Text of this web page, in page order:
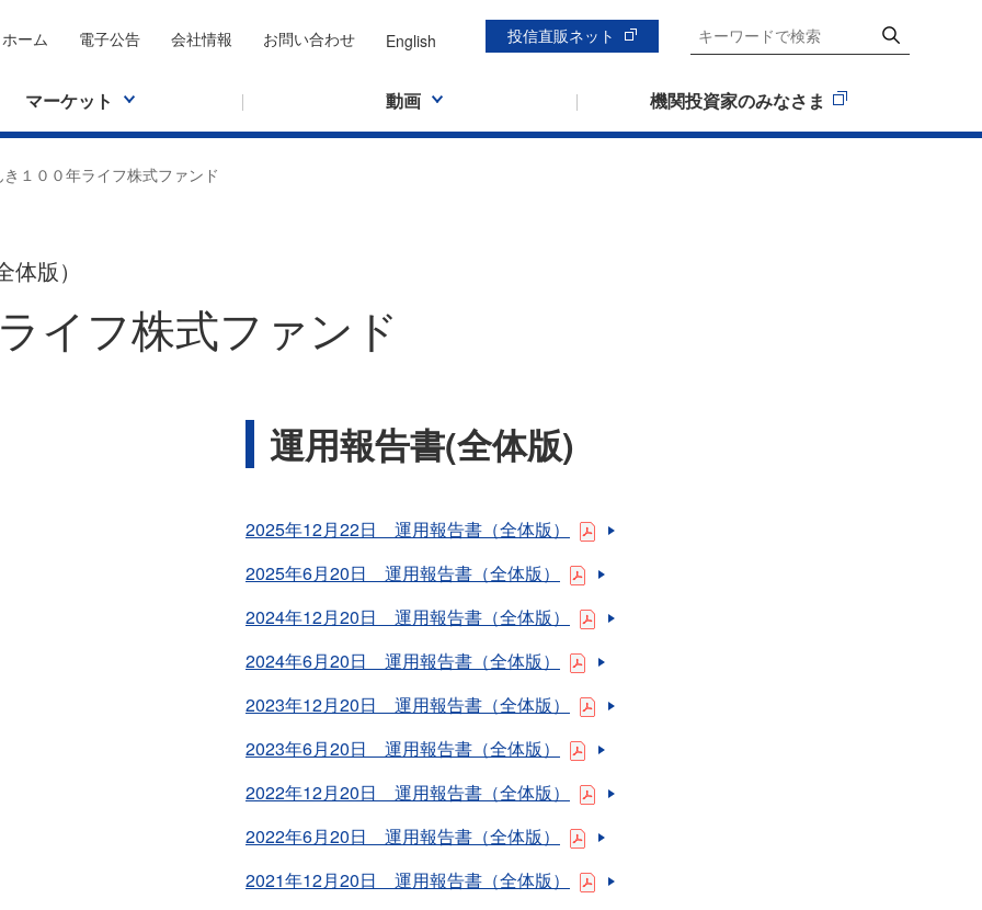
ホーム 電子公告 会社情報 お問い合わせ English 投信直販ネット
マーケット 動画 機関投資家のみなさま
き１００年ライフ株式ファンド
版）
イフ株式ファンド
運用報告書(全体版)
2025年12月22日 運用報告書（全体版）
2025年6月20日 運用報告書（全体版）
2024年12月20日 運用報告書（全体版）
2024年6月20日 運用報告書（全体版）
2023年12月20日 運用報告書（全体版）
2023年6月20日 運用報告書（全体版）
2022年12月20日 運用報告書（全体版）
2022年6月20日 運用報告書（全体版）
2021年12月20日 運用報告書（全体版）